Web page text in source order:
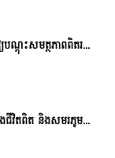
តុះសមត្ថភាពពិតរ...
ជីវិតពិត និងសមរភូម...